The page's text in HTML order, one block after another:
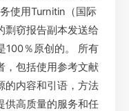
使用Turnitin（国际
剽窃报告副本发送给
100％原创的。 所有
，包括使用参考文献
的内容和引语，方法
供高质量的服务和任